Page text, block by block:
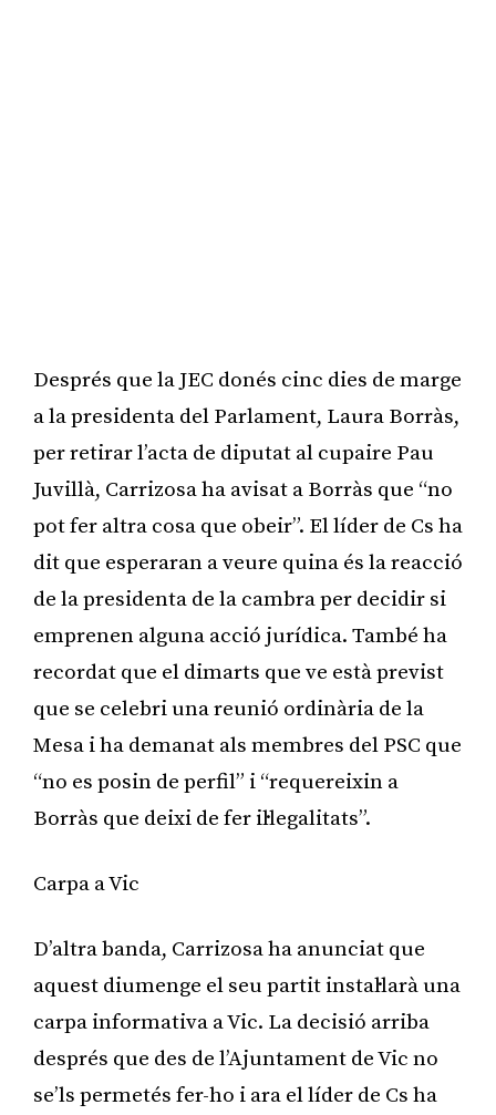
Després que la JEC donés cinc dies de marge
a la presidenta del Parlament, Laura Borràs,
per retirar l’acta de diputat al cupaire Pau
Juvillà, Carrizosa ha avisat a Borràs que “no
pot fer altra cosa que obeir”. El líder de Cs ha
dit que esperaran a veure quina és la reacció
de la presidenta de la cambra per decidir si
emprenen alguna acció jurídica. També ha
recordat que el dimarts que ve està previst
que se celebri una reunió ordinària de la
Mesa i ha demanat als membres del PSC que
“no es posin de perfil” i “requereixin a
Borràs que deixi de fer il·legalitats”.
Carpa a Vic
D’altra banda, Carrizosa ha anunciat que
aquest diumenge el seu partit instal·larà una
carpa informativa a Vic. La decisió arriba
després que des de l’Ajuntament de Vic no
se’ls permetés fer-ho i ara el líder de Cs ha